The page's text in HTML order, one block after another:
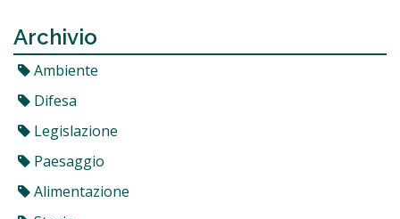
Archivio
Ambiente
Difesa
Legislazione
Paesaggio
Alimentazione